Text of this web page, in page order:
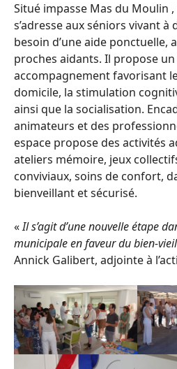
Situé impasse Mas du Moulin ,
s’adresse aux séniors vivant à
besoin d’une aide ponctuelle,
proches aidants. Il propose un
accompagnement favorisant
domicile, la stimulation
ainsi que la socialisation.
animateurs et des
espace propose des activités
ateliers mémoire, jeux
conviviaux, soins de confort,
bienveillant et sécurisé.
«Il s’agit d’une nouvelle étape
municipale en faveur du bien-
Annick Galibert, adjointe à